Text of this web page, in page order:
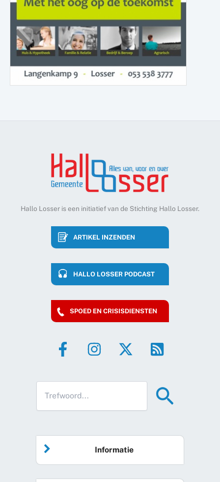
Hallo Losser is een initiatief van de Stichting Hallo Losser.
ARTIKEL INZENDEN
HALLO LOSSER PODCAST
SPOED EN CRISISDIENSTEN
Informatie
Home